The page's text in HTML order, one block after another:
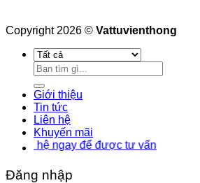
Copyright 2026 © Vattuvienthong
Tìm
kiếm:
Giới thiệu
Tin tức
Liên hệ
Khuyến mãi
ngay để được tư vấn
Đăng nhập